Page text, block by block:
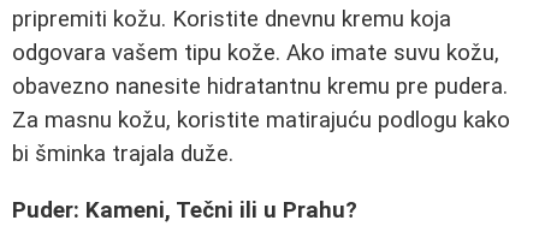
pripremiti kožu. Koristite dnevnu kremu koja
odgovara vašem tipu kože. Ako imate suvu kožu,
obavezno nanesite hidratantnu kremu pre pudera.
Za masnu kožu, koristite matirajuću podlogu kako
bi šminka trajala duže.
Puder: Kameni, Tečni ili u Prahu?